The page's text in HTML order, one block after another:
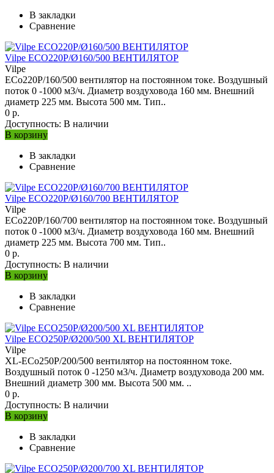
В закладки
Сравнение
Vilpe ECO220P/Ø160/500 ВЕНТИЛЯТОР
Vilpe
ECo220Р/160/500 вентилятор на постоянном токе. Воздушный
поток 0 -1000 м3/ч. Диаметр воздуховода 160 мм. Внешний
диаметр 225 мм. Высота 500 мм. Тип..
0 р.
Доступность: В наличии
В корзину
В закладки
Сравнение
Vilpe ECO220P/Ø160/700 ВЕНТИЛЯТОР
Vilpe
ECo220Р/160/700 вентилятор на постоянном токе. Воздушный
поток 0 -1000 м3/ч. Диаметр воздуховода 160 мм. Внешний
диаметр 225 мм. Высота 700 мм. Тип..
0 р.
Доступность: В наличии
В корзину
В закладки
Сравнение
Vilpe ECO250P/Ø200/500 XL ВЕНТИЛЯТОР
Vilpe
XL-ECo250Р/200/500 вентилятор на постоянном токе.
Воздушный поток 0 -1250 м3/ч. Диаметр воздуховода 200 мм.
Внешний диаметр 300 мм. Высота 500 мм. ..
0 р.
Доступность: В наличии
В корзину
В закладки
Сравнение